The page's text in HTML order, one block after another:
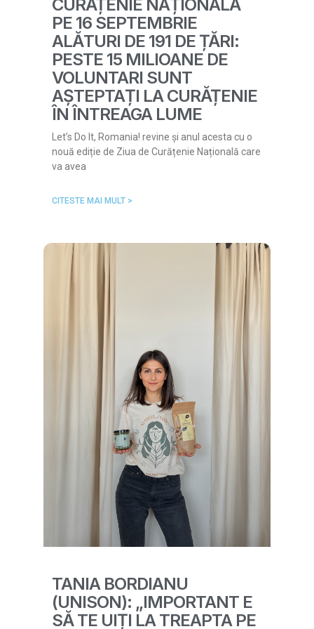
CURĂȚENIE NAȚIONALĂ
PE 16 SEPTEMBRIE
ALĂTURI DE 191 DE ȚĂRI:
PESTE 15 MILIOANE DE
VOLUNTARI SUNT
AȘTEPTAȚI LA CURĂȚENIE
ÎN ÎNTREAGA LUME
Let’s Do It, Romania! revine și anul acesta cu o
nouă ediție de Ziua de Curățenie Națională care
va avea
CITESTE MAI MULT >
TANIA BORDIANU
(UNISON): „IMPORTANT E
SĂ TE UIȚI LA TREAPTA PE